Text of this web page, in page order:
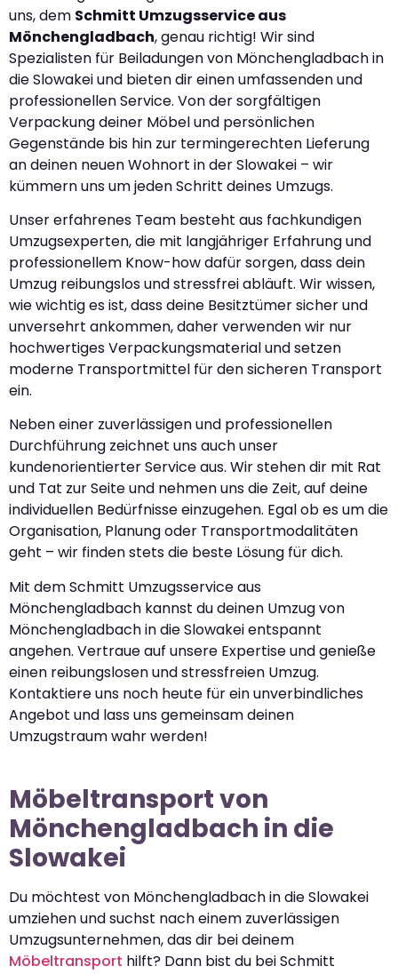
uns, dem Schmitt Umzugsservice aus
Mönchengladbach, genau richtig! Wir sind
Spezialisten für Beiladungen von Mönchengladbach in
die Slowakei und bieten dir einen umfassenden und
professionellen Service. Von der sorgfältigen
Verpackung deiner Möbel und persönlichen
Gegenstände bis hin zur termingerechten Lieferung
an deinen neuen Wohnort in der Slowakei – wir
kümmern uns um jeden Schritt deines Umzugs.
Unser erfahrenes Team besteht aus fachkundigen
Umzugsexperten, die mit langjähriger Erfahrung und
professionellem Know-how dafür sorgen, dass dein
Umzug reibungslos und stressfrei abläuft. Wir wissen,
wie wichtig es ist, dass deine Besitztümer sicher und
unversehrt ankommen, daher verwenden wir nur
hochwertiges Verpackungsmaterial und setzen
moderne Transportmittel für den sicheren Transport
ein.
Neben einer zuverlässigen und professionellen
Durchführung zeichnet uns auch unser
kundenorientierter Service aus. Wir stehen dir mit Rat
und Tat zur Seite und nehmen uns die Zeit, auf deine
individuellen Bedürfnisse einzugehen. Egal ob es um die
Organisation, Planung oder Transportmodalitäten
geht – wir finden stets die beste Lösung für dich.
Mit dem Schmitt Umzugsservice aus
Mönchengladbach kannst du deinen Umzug von
Mönchengladbach in die Slowakei entspannt
angehen. Vertraue auf unsere Expertise und genieße
einen reibungslosen und stressfreien Umzug.
Kontaktiere uns noch heute für ein unverbindliches
Angebot und lass uns gemeinsam deinen
Umzugstraum wahr werden!
Möbeltransport von
Mönchengladbach in die
Slowakei
Du möchtest von Mönchengladbach in die Slowakei
umziehen und suchst nach einem zuverlässigen
Umzugsunternehmen, das dir bei deinem
Möbeltransport hilft? Dann bist du bei Schmitt